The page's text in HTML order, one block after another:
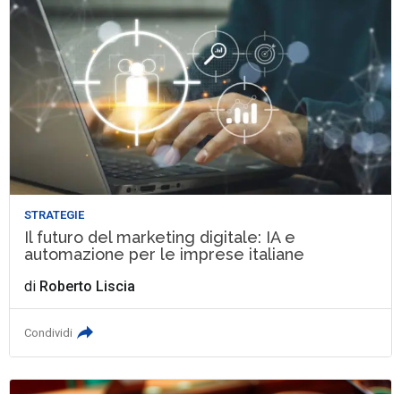
STRATEGIE
Il futuro del marketing digitale: IA e
automazione per le imprese italiane
di Roberto Liscia
Condividi